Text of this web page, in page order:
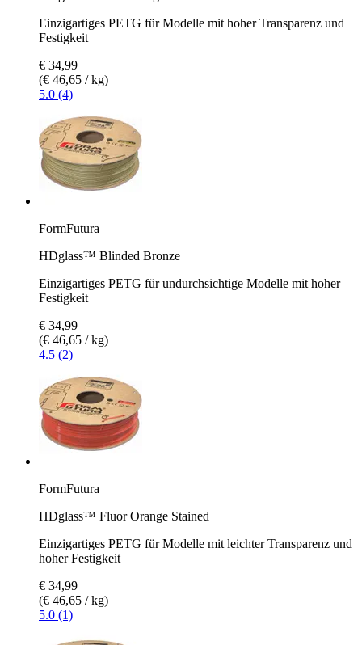
Einzigartiges PETG für Modelle mit hoher Transparenz und
Festigkeit
€ 34,99
(€ 46,65 / kg)
5.0 (4)
FormFutura
HDglass™ Blinded Bronze
Einzigartiges PETG für undurchsichtige Modelle mit hoher
Festigkeit
€ 34,99
(€ 46,65 / kg)
4.5 (2)
FormFutura
HDglass™ Fluor Orange Stained
Einzigartiges PETG für Modelle mit leichter Transparenz und
hoher Festigkeit
€ 34,99
(€ 46,65 / kg)
5.0 (1)